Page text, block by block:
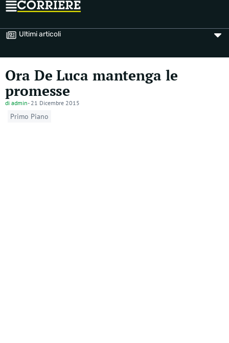
Ultimi articoli
Ora De Luca mantenga le
promesse
di admin- 21 Dicembre 2015
Primo Piano